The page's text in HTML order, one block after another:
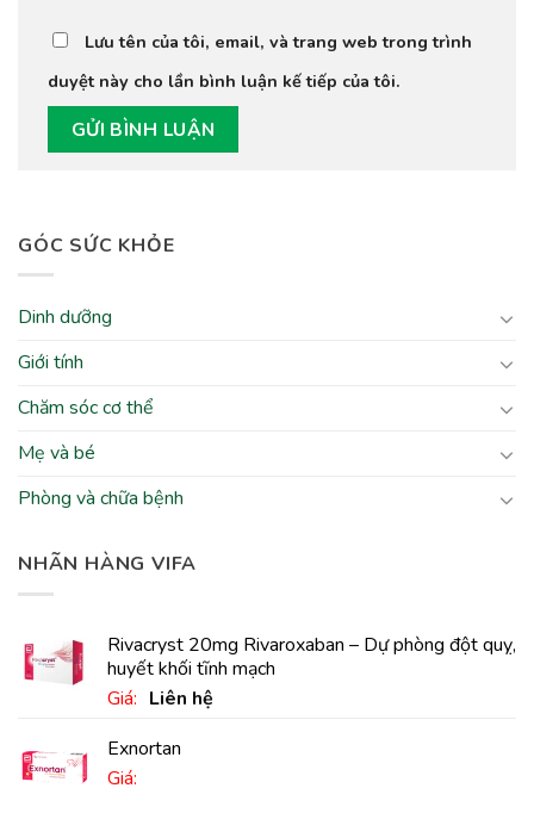
GÓC SỨC KHỎE
Dinh dưỡng
Giới tính
Chăm sóc cơ thể
Mẹ và bé
Phòng và chữa bệnh
NHÃN HÀNG VIFA
Rivacryst 20mg Rivaroxaban – Dự phòng đột quỵ,
huyết khối tĩnh mạch
Giá: Liên hệ
Exnortan
Giá:
Lưu tên của tôi, email, và trang web trong trình
duyệt này cho lần bình luận kế tiếp của tôi.